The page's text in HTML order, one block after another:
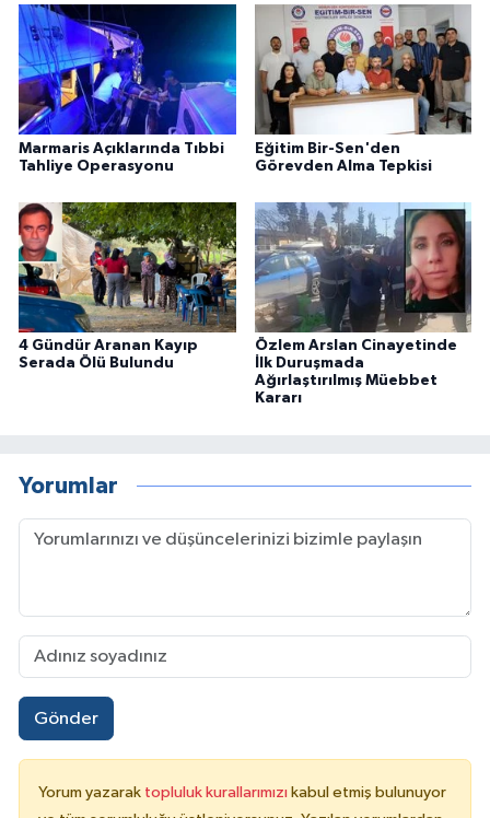
Marmaris Açıklarında Tıbbi
Tahliye Operasyonu
Eğitim Bir-Sen'den
Görevden Alma Tepkisi
4 Gündür Aranan Kayıp
Serada Ölü Bulundu
Özlem Arslan Cinayetinde
İlk Duruşmada
Ağırlaştırılmış Müebbet
Kararı
Yorumlar
Gönder
Yorum yazarak topluluk kurallarımızı kabul etmiş bulunuyor